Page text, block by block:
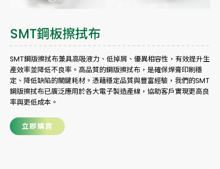
SMT鋼板擦拭布
SMT鋼版擦拭布兼具高吸液力、低掉屑、優異相容性，有效提升生
產效率並降低不良率。高品質的鋼版擦拭布，是確保焊膏印刷穩
定、降低缺陷的關鍵耗材。憑藉穩定品質與豐富經驗，我們的SMT
鋼版擦拭布已廣泛應用於各大電子製造產線，協助客戶實現更高良
率與更低成本。
立即購買